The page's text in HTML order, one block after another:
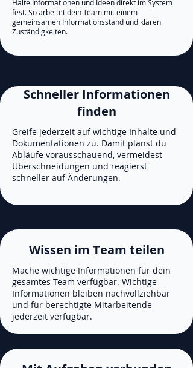
Halte Informationen und Ideen direkt im System
fest. So arbeitet dein Team mit einem
gemeinsamen Informationsstand und klaren
Zuständigkeiten.
Schneller Informationen
finden
Greife jederzeit auf wichtige Inhalte und
Dokumentationen zu. Damit planst du
Abläufe vorausschauend, vermeidest
Überschneidungen und reagierst
schneller auf Änderungen.
Wissen im Team teilen
Mache wichtige Informationen für dein
gesamtes Team verfügbar. Wichtige
Informationen bleiben nachvollziehbar
und für berechtigte Mitarbeitende
jederzeit verfügbar.